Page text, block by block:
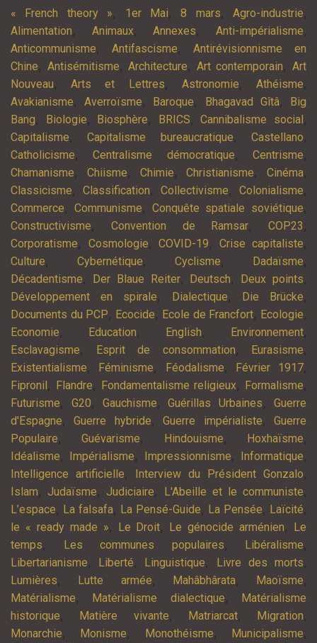
« French theory », 1er Mai,8 mars, Agro-industrie,
Alimentation, Animaux,Annexes,Anti-impérialisme,
Anticommunisme, Antifascisme, Antirévisionnisme en
Chine, Antisémitisme,Architecture, Art contemporain,Art
Nouveau,Arts et Lettres, Astronomie,Athéisme,
Avakianisme,Averroïsme, Baroque, Bhagavad Gîtâ,
Big
Bang, Biologie, Biosphère, BRICS,Cannibalisme social ,
Capitalisme,Capitalisme bureaucratique,Castellano,
Catholicisme,Centralisme démocratique,Centrisme,
Chamanisme, Chiisme, Chimie,Christianisme, Cinéma,
Classicisme, Classification, Collectivisme, Colonialisme,
Commerce, Communisme, Conquête spatiale soviétique,
Constructivisme, Convention de Ramsar, COP23 ,
Corporatisme, Cosmologie, COVID-19, Crise capitaliste,
Culture, Cybernétique, Cyclisme, Dadaïsme,
Décadentisme, Der Blaue Reiter, Deutsch, Deux points,
Développement en spirale, Dialectique, Die Brücke,
Documents du PCP, Ecocide, Ecole de Francfort, Ecologie,
Economie, Education, English, Environnement,
Esclavagisme, Esprit de consommation, Eurasisme,
Existentialisme, Féminisme, Féodalisme, Février 1917,
Fipronil , Flandre, Fondamentalisme religieux, Formalisme,
Futurisme, G20, Gauchisme,Guérillas Urbaines,Guerre
d'Espagne,Guerre hybride,Guerre impérialiste,Guerre
Populaire,Guévarisme, Hindouisme, Hoxhaïsme,
Idéalisme, Impérialisme, Impressionnisme, Informatique,
Intelligence artificielle, Interview du Président Gonzalo,
Islam, Judaïsme, Judiciaire, L'Abeille et le communiste,
L’espace, La falsafa, La Pensé-Guide, La Pensée, Laïcité,
le « ready made », Le Droit, Le génocide arménien,
Le
temps, Les communes populaires, Libéralisme,
Libertarianisme, Liberté, Linguistique, Livre des morts,
Lumières, Lutte armée, Mahâbhârata, Maoïsme,
Matérialisme, Matérialisme dialectique,
Matérialisme
historique, Matière vivante, Matriarcat, Migration,
Monarchie, Monisme, Monothéisme, Municipalisme,